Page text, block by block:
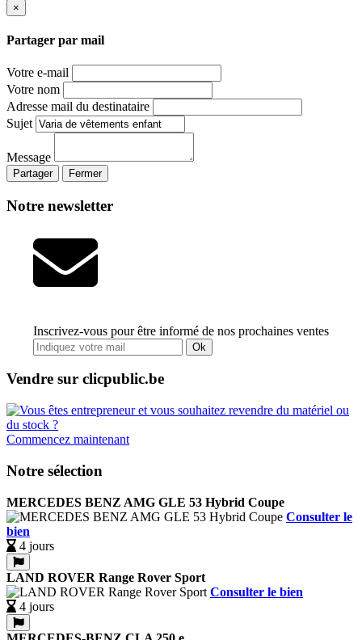
×
Partager par mail
Votre e-mail
Votre nom
Adresse mail du destinataire
Sujet
Message
Partager Fermer
Notre newsletter
Inscrivez-vous pour être informé de nos prochaines ventes
Ok
Vendre sur clicpublic.be
Commencez maintenant
Notre sélection
MERCEDES BENZ AMG GLE 53 Hybrid Coupe
Consulter le
bien
4 jours
LAND ROVER Range Rover Sport
Consulter le bien
4 jours